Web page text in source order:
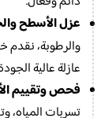
عزل الأسطح
والرطوبة،
عازلة عالية
فحص وتقييم
تسربات المياه،